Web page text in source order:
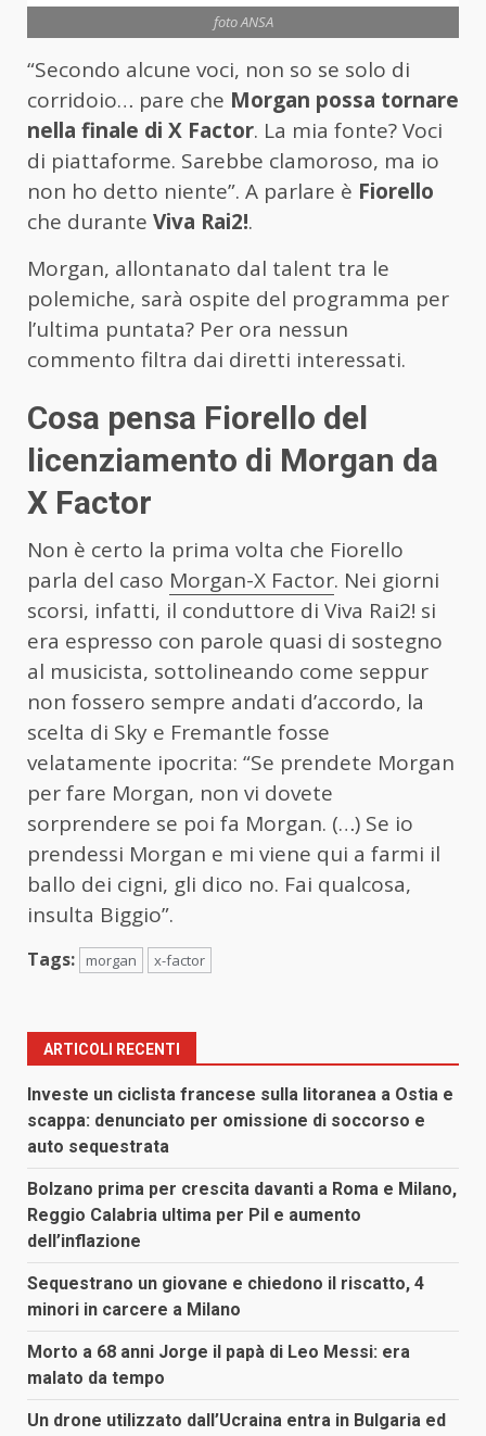
foto ANSA
“Secondo alcune voci, non so se solo di
corridoio… pare che Morgan possa tornare
nella finale di X Factor. La mia fonte? Voci
di piattaforme. Sarebbe clamoroso, ma io
non ho detto niente”. A parlare è Fiorello
che durante Viva Rai2!.
Morgan, allontanato dal talent tra le
polemiche, sarà ospite del programma per
l’ultima puntata? Per ora nessun
commento filtra dai diretti interessati.
Cosa pensa Fiorello del
licenziamento di Morgan da
X Factor
Non è certo la prima volta che Fiorello
parla del caso Morgan-X Factor. Nei giorni
scorsi, infatti, il conduttore di Viva Rai2! si
era espresso con parole quasi di sostegno
al musicista, sottolineando come seppur
non fossero sempre andati d’accordo, la
scelta di Sky e Fremantle fosse
velatamente ipocrita: “Se prendete Morgan
per fare Morgan, non vi dovete
sorprendere se poi fa Morgan. (…) Se io
prendessi Morgan e mi viene qui a farmi il
ballo dei cigni, gli dico no. Fai qualcosa,
insulta Biggio”.
Tags: morgan x-factor
ARTICOLI RECENTI
Investe un ciclista francese sulla litoranea a Ostia e
scappa: denunciato per omissione di soccorso e
auto sequestrata
Bolzano prima per crescita davanti a Roma e Milano,
Reggio Calabria ultima per Pil e aumento
dell’inflazione
Sequestrano un giovane e chiedono il riscatto, 4
minori in carcere a Milano
Morto a 68 anni Jorge il papà di Leo Messi: era
malato da tempo
Un drone utilizzato dall’Ucraina entra in Bulgaria ed